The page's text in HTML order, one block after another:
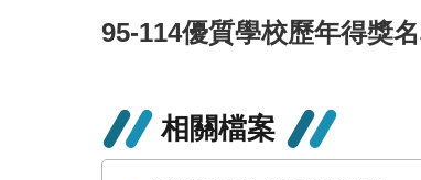
95-114優質學校歷年得獎
相關檔案